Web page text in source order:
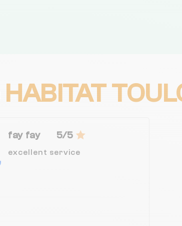
HABITAT
fay fay 5/5
excellent service